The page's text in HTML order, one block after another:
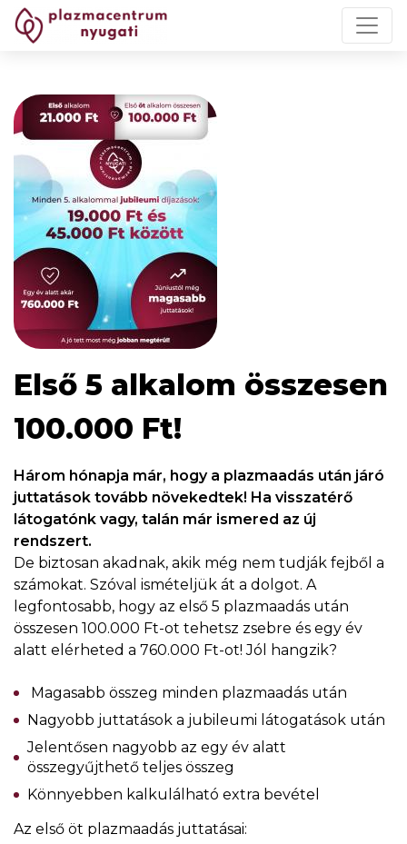
Első 5 alkalom összesen
100.000 Ft!
Három hónapja már, hogy a plazmaadás után járó
juttatások tovább növekedtek! Ha visszatérő
látogatónk vagy, talán már ismered az új
rendszert.
De biztosan akadnak, akik még nem tudják fejből a
számokat. Szóval ismételjük át a dolgot. A
legfontosabb, hogy az első 5 plazmaadás után
összesen 100.000 Ft-ot tehetsz zsebre és egy év
alatt elérheted a 760.000 Ft-ot! Jól hangzik?
Magasabb összeg minden plazmaadás után
Nagyobb juttatások a jubileumi látogatások után
Jelentősen nagyobb az egy év alatt
összegyűjthető teljes összeg
Könnyebben kalkulálható extra bevétel
Az első öt plazmaadás juttatásai: